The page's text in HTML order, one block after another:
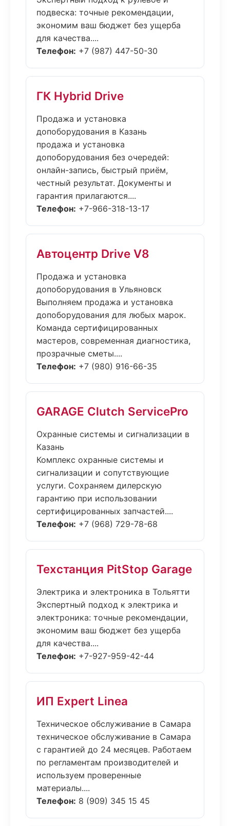
подвеска: точные рекомендации,
экономим ваш бюджет без ущерба
для качества....
Телефон: +7 (987) 447-50-30
ГК Hybrid Drive
Продажа и установка
допоборудования в Казань
продажа и установка
допоборудования без очередей:
онлайн-запись, быстрый приём,
честный результат. Документы и
гарантия прилагаются....
Телефон: +7-966-318-13-17
Автоцентр Drive V8
Продажа и установка
допоборудования в Ульяновск
Выполняем продажа и установка
допоборудования для любых марок.
Команда сертифицированных
мастеров, современная диагностика,
прозрачные сметы....
Телефон: +7 (980) 916-66-35
GARAGE Clutch ServicePro
Охранные системы и сигнализации в
Казань
Комплекс охранные системы и
сигнализации и сопутствующие
услуги. Сохраняем дилерскую
гарантию при использовании
сертифицированных запчастей....
Телефон: +7 (968) 729-78-68
Техстанция PitStop Garage
Электрика и электроника в Тольятти
Экспертный подход к электрика и
электроника: точные рекомендации,
экономим ваш бюджет без ущерба
для качества....
Телефон: +7-927-959-42-44
ИП Expert Linea
Техническое обслуживание в Самара
техническое обслуживание в Самара
с гарантией до 24 месяцев. Работаем
по регламентам производителей и
используем проверенные
материалы....
Телефон: 8 (909) 345 15 45